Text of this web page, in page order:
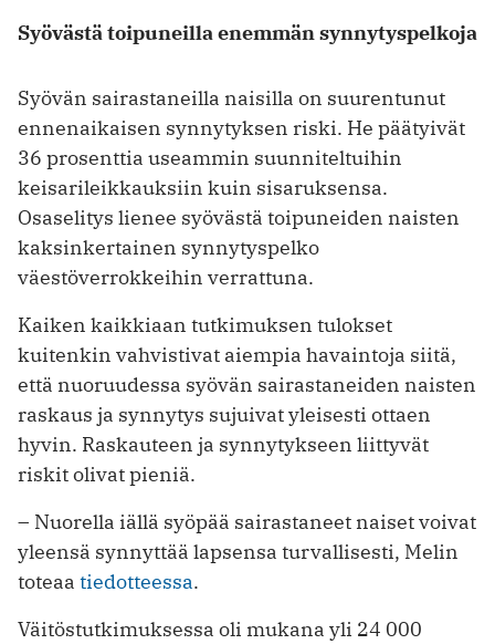
Syövästä toipuneilla enemmän synnytyspelkoja
Syövän sairastaneilla naisilla on suurentunut
ennenaikaisen synnytyksen riski. He päätyivät
36 prosenttia useammin suunniteltuihin
keisarileikkauksiin kuin sisaruksensa.
Osaselitys lienee syövästä toipuneiden naisten
kaksinkertainen synnytyspelko
väestöverrokkeihin verrattuna.
Kaiken kaikkiaan tutkimuksen tulokset
kuitenkin vahvistivat aiempia havaintoja siitä,
että nuoruudessa syövän sairastaneiden naisten
raskaus ja synnytys sujuivat yleisesti ottaen
hyvin. Raskauteen ja synnytykseen liittyvät
riskit olivat pieniä.
– Nuorella iällä syöpää sairastaneet naiset voivat
yleensä synnyttää lapsensa turvallisesti, Melin
toteaa tiedotteessa.
Väitöstutkimuksessa oli mukana yli 24 000